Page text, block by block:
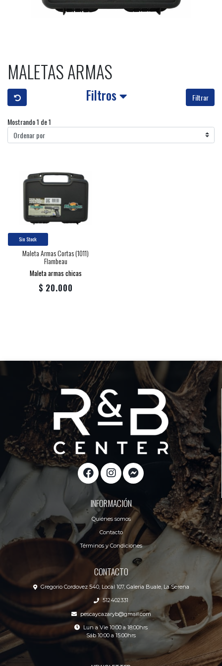
MALETAS ARMAS
Filtros Filtrar
Mostrando 1 de 1
Sin Stock
Maleta Armas Cortas (1011)
Flambeau
Maleta armas chicas
$ 20.000
INFORMACIÓN
Quiénes somos
Contacto
Términos y Condiciones
CONTACTO
Gregorio Cordovez 540, Local 107, Galeria Buale, La Serena
512402331
pescaycazaryb@gmail.com
Lun a Vie 10:00 a 18:00hrs
Sáb 10:00 a 15:00hrs